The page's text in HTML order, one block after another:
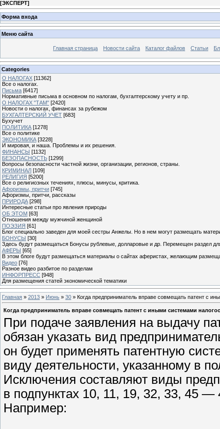
[ЭКСПЕРТ]
Форма входа
Меню сайта
Главная страница Новости сайта Каталог файлов Статьи
Categories
О НАЛОГАХ [11362]
Все о налогах.
Письма [6417]
Нормативные письма в основном по налогам, бухгалтерскому учету и пр.
О НАЛОГАХ "ТАМ" [2420]
Новости о налогах, финансах за рубежом
БУХГАЛТЕРСКИЙ УЧЕТ [683]
Бухучет
ПОЛИТИКА [1278]
Все о политике
ЭКОНОМИКА [3228]
И мировая, и наша. Проблемы и их решения.
ФИНАНСЫ [1132]
БЕЗОПАСНОСТЬ [1299]
Вопросы безопасности частной жизни, организации, регионов, страны.
КРИМИНАЛ [109]
РЕЛИГИЯ [5200]
Все о религиозных течениях, плюсы, минусы, критика.
Афоризмы, притчи [745]
Афоризмы, притчи, рассказы
ПРИРОДА [298]
Интересные статьи про явления природы
ОБ ЭТОМ [63]
Отношения между мужчиной женщиной
ПОЭЗИЯ [61]
Блог специально заведен для моей сестры Анжелы. Но в нем могут размещать
БОНУСЫ [30]
Здесь будут размещаться Бонусы рублевые, долларовые и др. Перемещен раздел
АФЕРЫ [65]
В этом блоге будут размещаться материалы о сайтах аферистах, желающим
Видео [76]
Разное видео разбитое по разделам
ИНФОРПРЕСС [948]
Для размещения статей экономической тематики
Главная » 2013 » Июнь » 30 » Когда предприниматель вправе совмещать патент с
Когда предприниматель вправе совмещать патент с иными системами
При подаче заявления на выдачу
обязан указать вид
он будет применять патентную
виду деятельности, указанному в
Исключения составляют виды
в подпунктах 10, 11, 19, 32, 33, 45
Например: